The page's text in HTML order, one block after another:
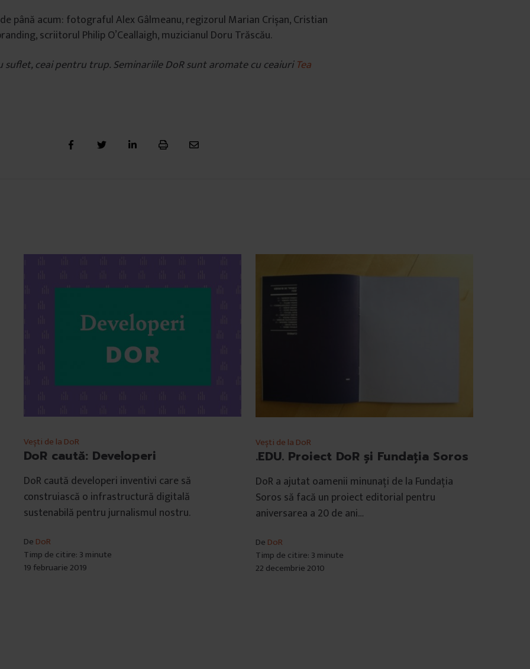
până acum: fotograful Alex Gâlmeanu, regizorul Marian Crișan, Cristian
scriitorul Philip O’Ceallaigh, muzicianul Doru Trăscău.
suflet, ceai pentru trup. Seminariile DoR sunt aromate cu ceaiuriTea
Vești de la DoR
DoR caută: Developeri
DoR caută developeri inventivi care să
construiască o infrastructură digitală
sustenabilă pentru jurnalismul nostru.
De DoR
Timp de citire: 3 minute
19 februarie 2019
Vești de la DoR
.EDU. Proiect DoR şi Fundaţia Soros
DoR a ajutat oamenii minunați de la Fundația
Soros să facă un proiect editorial pentru
aniversarea a 20 de ani…
De DoR
Timp de citire: 3 minute
22 decembrie 2010